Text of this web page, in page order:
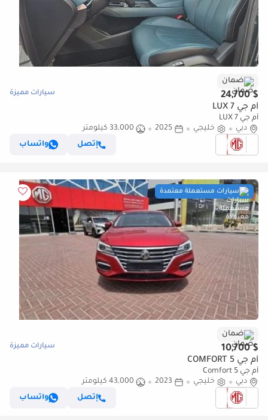
ضمان
$ 24,700 سيارات مميزة
أم جي 7 LUX
أم جي 7 LUX
دبي
خليجي 2025
33,000 كيلومتر
إتصل
واتساب
سيارات مستعملة معتمدة
ضمان
$ 10,700 سيارات مميزة
أم جي 5 COMFORT
أم جي 5 Comfort
دبي
خليجي 2023
43,000 كيلومتر
إتصل
واتساب